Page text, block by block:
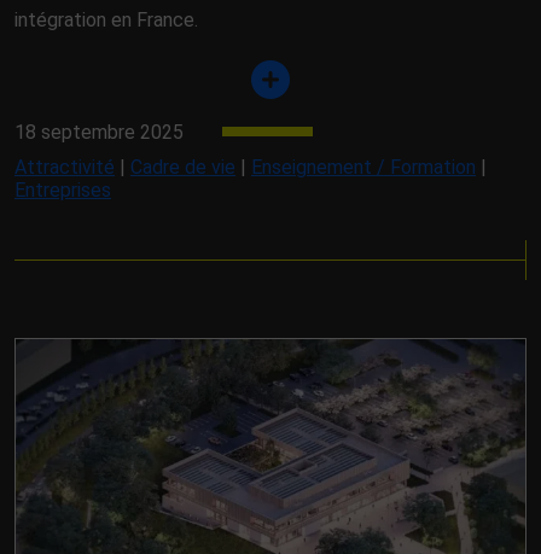
intégration en France.
18 septembre 2025
Attractivité
Cadre de vie Enseignement / Formation
Entreprises